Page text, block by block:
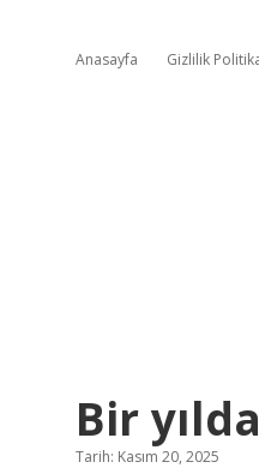
Anasayfa Gizlilik
Bir
Tarih: Kasım 20, 2025